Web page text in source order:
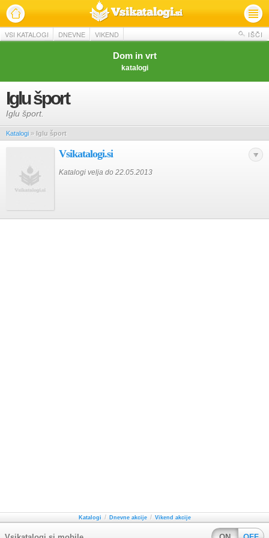
VSI KATALOGI DNEVNE VIKEND IŠČI
Dom in vrt
katalogi
Iglu šport
Iglu šport.
Katalogi » Iglu šport
Vsikatalogi.si
Katalogi velja do 22.05.2013
Katalogi / Dnevne akcije / Vikend akcije